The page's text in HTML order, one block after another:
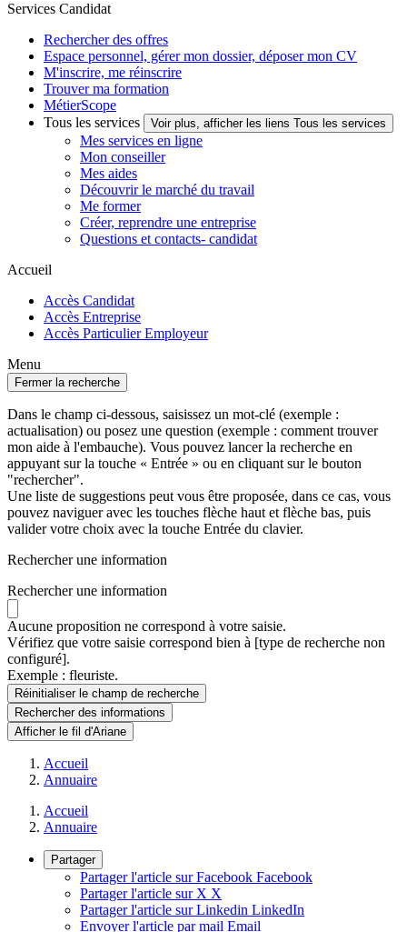
Services Candidat
Rechercher des offres
Espace personnel, gérer mon dossier, déposer mon CV
M'inscrire, me réinscrire
Trouver ma formation
MétierScope
Tous les services
Voir plus, afficher les liens Tous les services
Mes services en ligne
Mon conseiller
Mes aides
Découvrir le marché du travail
Me former
Créer, reprendre une entreprise
Questions et contacts- candidat
Accueil
Accès Candidat
Accès Entreprise
Accès Particulier Employeur
Menu
Fermer la recherche
Dans le champ ci-dessous, saisissez un mot-clé (exemple :
actualisation) ou posez une question (exemple : comment trouver
mon aide à l'embauche). Vous pouvez lancer la recherche en
appuyant sur la touche « Entrée » ou en cliquant sur le bouton
"rechercher".
Une liste de suggestions peut vous être proposée, dans ce cas, vous
pouvez naviguer avec les touches flèche haut et flèche bas, puis
valider votre choix avec la touche Entrée du clavier.
Rechercher une information
Rechercher une information
Aucune proposition ne correspond à votre saisie.
Vérifiez que votre saisie correspond bien à [type de recherche non
configuré].
Exemple : fleuriste.
Réinitialiser le champ de recherche
Rechercherdes informations
Afficher le fil d'Ariane
Accueil
Annuaire
Accueil
Annuaire
Partager
Partager l'article sur Facebook Facebook
Partager l'article sur X X
Partager l'article sur Linkedin LinkedIn
Envoyer l'article par mail Email